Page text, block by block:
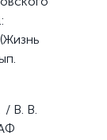
/ В. В.